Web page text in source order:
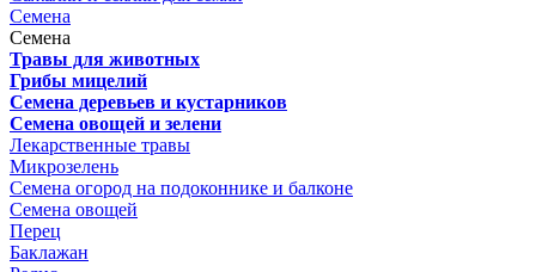
Семена
Семена
Травы для животных
Грибы мицелий
Семена деревьев и кустарников
Семена овощей и зелени
Лекарственные травы
Микрозелень
Семена огород на подоконнике и балконе
Семена овощей
Перец
Баклажан